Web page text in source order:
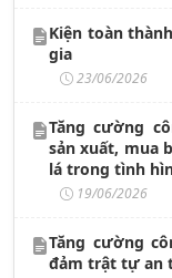
Kiện toàn
gia
23/06/2026
Tăng cường
sản xuất, mua
lá trong tình
19/06/2026
Tăng cường
đảm trật tự an